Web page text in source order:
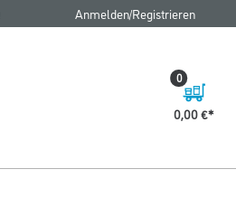
Anmelden/Registrieren
0,00 €
0